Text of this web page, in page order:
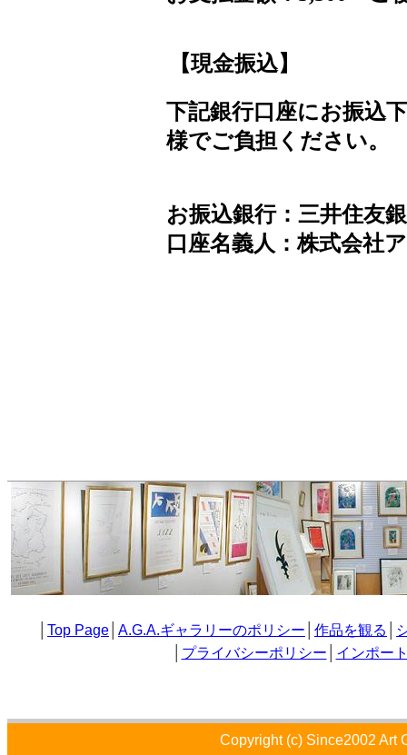
【現金振込】
下記銀行口座にお振込
様でご負担ください。
お振込銀行：三井住友
口座名義人：株式会社
Top Page A.G.A.ギャラリーのポリシー 作品を観る
プライバシーポリシー インポー
Copyright (c) Since2002 Art